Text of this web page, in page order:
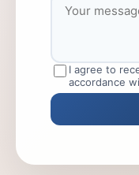
I agree to
accordance